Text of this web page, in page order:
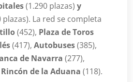
(1.290 plazas) y
plazas). La red se completa
(452), Plaza de Toros
(417), Autobuses(385),
de Navarra (277),
de la Aduana (118).